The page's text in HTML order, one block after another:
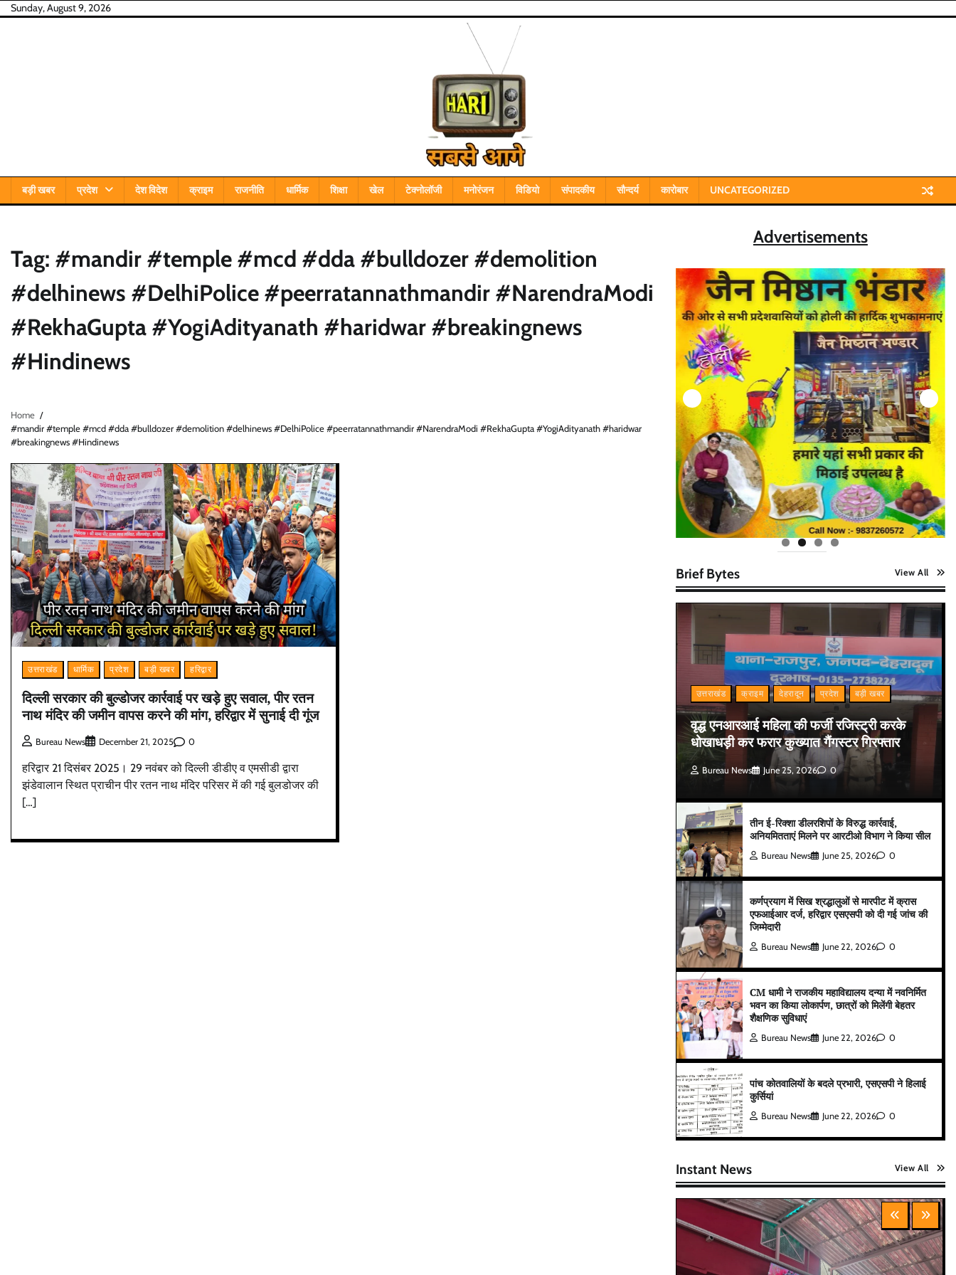
SkipSunday, August 9, 2026
बड़ी खबर प्रदेश देश विदेश क्राइम राजनीति धार्मिक शिक्षा खेल टेक्नोलॉजी मनोरंजन विडियो संपादकीय सौन्दर्य कारोबार UNCATEGORIZED
Tag: #mandir #temple #mcd #dda #bulldozer #demolition
#delhinews #DelhiPolice #peerratannathmandir #NarendraModi
#RekhaGupta #YogiAdityanath #haridwar #breakingnews
#Hindinews
Home
#mandir #temple #mcd #dda #bulldozer #demolition #delhinews #DelhiPolice #peerratannathmandir #NarendraModi #RekhaGupta #YogiAdityanath #haridwar
#breakingnews #Hindinews
उत्तराखंड धार्मिक प्रदेश बड़ी खबर हरिद्वार
दिल्ली सरकार की बुल्डोजर कार्रवाई पर खड़े हुए सवाल, पीर रतन
नाथ मंदिर की जमीन वापस करने की मांग, हरिद्वार में सुनाई दी गूंज
Bureau News December 21, 2025 0
हरिद्वार 21 दिसंबर 2025। 29 नवंबर को दिल्ली डीडीए व एमसीडी द्वारा
झंडेवालान स्थित प्राचीन पीर रतन नाथ मंदिर परिसर में की गई बुलडोजर की
[…]
Advertisements
Brief Bytes View All
उत्तराखंड क्राइम देहरादून प्रदेश बड़ी खबर
वृद्ध एनआरआई महिला की फर्जी रजिस्ट्री करके
धोखाधड़ी कर फरार कुख्यात गैंगस्टर गिरफ्तार
Bureau News June 25, 2026 0
तीन ई-रिक्शा डीलरशिपों के विरुद्ध कार्रवाई,
अनियमितताएं मिलने पर आरटीओ विभाग ने किया सील
Bureau News June 25, 2026 0
कर्णप्रयाग में सिख श्रद्धालुओं से मारपीट में क्रास
एफआईआर दर्ज, हरिद्वार एसएसपी को दी गई जांच की
जिम्मेदारी
Bureau News June 22, 2026 0
CM धामी ने राजकीय महाविद्यालय दन्या में नवनिर्मित
भवन का किया लोकार्पण, छात्रों को मिलेंगी बेहतर
शैक्षणिक सुविधाएं
Bureau News June 22, 2026 0
पांच कोतवालियों के बदले प्रभारी, एसएसपी ने हिलाई
कुर्सियां
Bureau News June 22, 2026 0
Instant News View All